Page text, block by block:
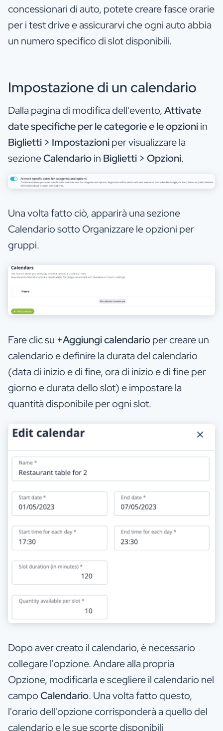
concessionari di auto, potete creare fasce orarie
per i test drive e assicurarvi che ogni auto abbia
un numero specifico di slot disponibili.
Impostazione di un calendario
Dalla pagina di modifica dell'evento,Attivate
date specifiche per le categorie e le opzioniin
Biglietti > Impostazioniper visualizzare la
sezioneCalendarioin Biglietti > Opzioni.
Una volta fatto ciò, apparirà una sezione
Calendario sotto Organizzare le opzioni per
gruppi.
Fare clic su +Aggiungi calendarioper creare un
calendario e definire la durata del calendario
(data di inizio e di fine, ora di inizio e di fine per
giorno e durata dello slot) e impostare la
quantità disponibile per ogni slot.
Dopo aver creato il calendario, è necessario
collegare l'opzione. Andare alla propria
Opzione, modificarla e scegliere il calendario nel
campoCalendario. Una volta fatto questo,
l'orario dell'opzione corrisponderà a quello del
calendario e le sue scorte disponibili